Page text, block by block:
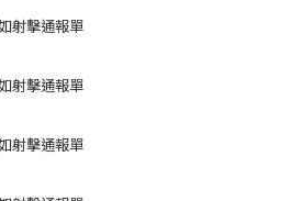
射擊通報單
射擊通報單
射擊通報單